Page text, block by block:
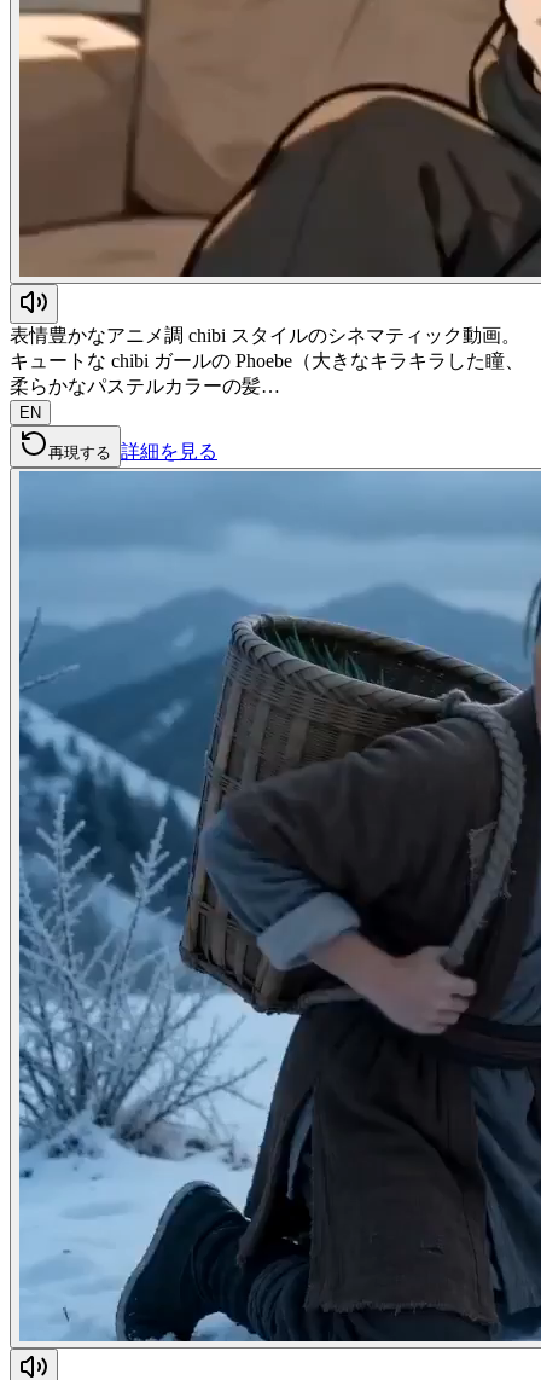
表情豊かなアニメ調 chibi スタイルのシネマティック動画。
キュートな chibi ガールの Phoebe（大きなキラキラした瞳、
柔らかなパステルカラーの髪…
EN
再現する 詳細を見る